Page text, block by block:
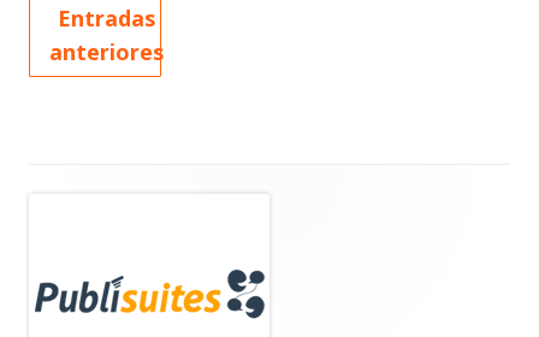
Entradas
anteriores
lateral
principal